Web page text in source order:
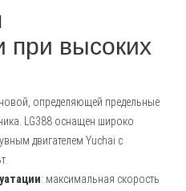
при высоких
определяющей предельные
LG388 оснащен широко
двигателем Yuchai с
: максимальная скорость